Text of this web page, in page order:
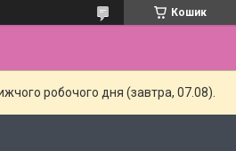
Кошик
робочого дня (завтра, 07.08).